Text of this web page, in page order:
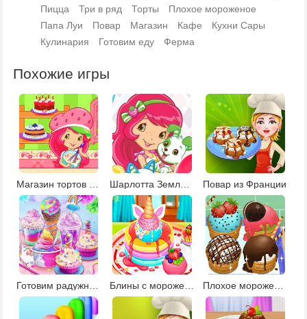
Пицца
Три в ряд Торты
Плохое мороженое
Папа Луи
Повар Магазин Кафе
Кухни Сары
Кулинария
Готовим еду Ферма
Похожие игры
Шарлотта Земляничка: уход за щенком Повар из Франции
Блины с мороженым Плохое мороженое украшение